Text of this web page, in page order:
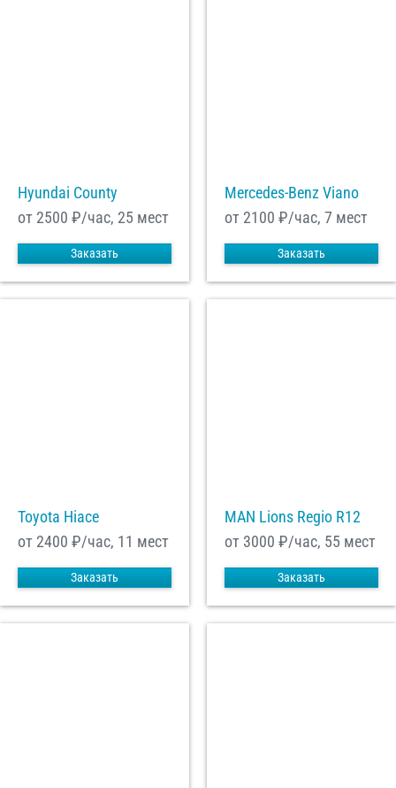
Hyundai County
от 2500 ₽/час, 25 мест
Заказать
Mercedes-Benz Viano
от 2100 ₽/час, 7 мест
Заказать
Toyota Hiace
от 2400 ₽/час, 11 мест
Заказать
MAN Lions Regio R12
от 3000 ₽/час, 55 мест
Заказать